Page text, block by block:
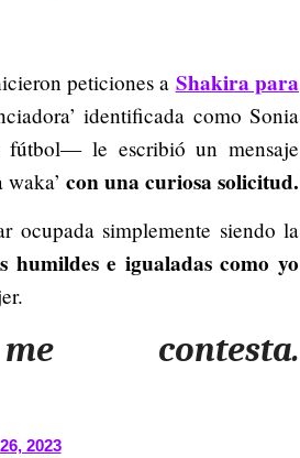
peticiones a Shakira para
identificada como Sonia
fútbol— le escribió un mensaje
con una curiosa solicitud.
ocupada simplemente siendo la
humildes e igualadas como yo
contesta.
2023